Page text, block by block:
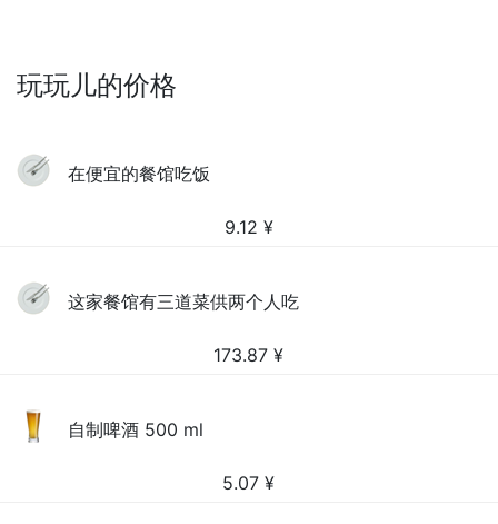
玩玩儿的价格
在便宜的餐馆吃饭
9.12 ¥
这家餐馆有三道菜供两个人吃
173.87 ¥
自制啤酒 500 ml
5.07 ¥